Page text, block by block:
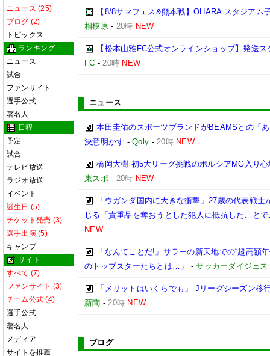
ニュース (25)
ブログ (2)
トピックス
ランキング
ニュース
試合
ファンサイト
選手公式
著名人
日程
予定
試合
テレビ放送
ラジオ放送
イベント
誕生日 (5)
チケット発売 (3)
選手出演 (5)
キャンプ
サイト
すべて (7)
ファンサイト (3)
チーム公式 (4)
選手公式
著名人
メディア
サイトを推薦
【8/8サマフェス&熊本戦】OHARA スタジア
相模原- 20時 NEW
【松本山雅FC公式オンラインショップ】発送
FC -20時 NEW
ニュース
本田圭佑のスポーツブランドがBEAMSとの「
決意明かす -Qoly -20時 NEW
橋岡大樹 初5大リーグ挑戦のボルシアMG入り
東スポ- 20時 NEW
「ウガンダ国内に大きな衝撃」27歳の代表戦
じる「貴重品を奪おうとした犯人に抵抗したこと
NEW
「なんてことだ!」サラーの新天地での“超高額
のトップスターたちとは…」
-サッカーダイジェ
「メリットはいくらでも」 Jリーグシーズン移
新聞 -20時 NEW
ブログ